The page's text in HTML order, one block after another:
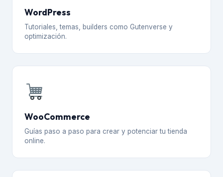
WordPress
Tutoriales, temas, builders como Gutenverse y
optimización.
WooCommerce
Guías paso a paso para crear y potenciar tu tienda
online.